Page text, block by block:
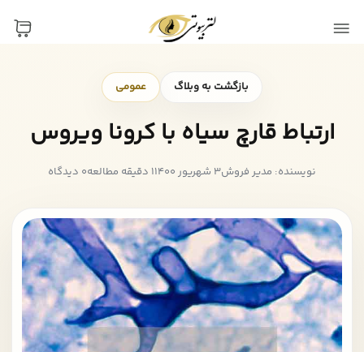
بازگشت به وبلاگ عمومی
ارتباط قارچ سیاه با کرونا ویروس
نویسنده: مدیر فروش3 شهریور 1400 1 دقیقه مطالعه 0 دیدگاه